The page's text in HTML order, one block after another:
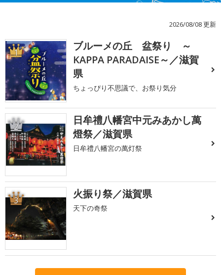
2026/08/08 更新
1
ブルーメの丘 盆祭り ～
KAPPA PARADAISE～／滋賀
県
ちょっぴり不思議で、お祭り気分
2
日牟禮八幡宮中元みあかし萬
燈祭／滋賀県
日牟禮八幡宮の萬灯祭
3 火振り祭／滋賀県
天下の奇祭